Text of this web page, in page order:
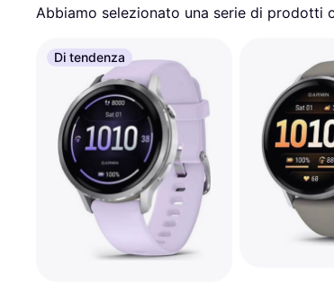
Abbiamo selezionato una serie di prodotti
Di tendenza